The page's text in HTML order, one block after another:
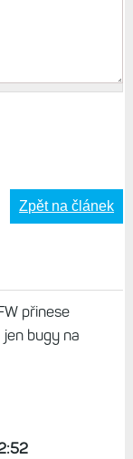
Zpět na článek
přinese
bugy na